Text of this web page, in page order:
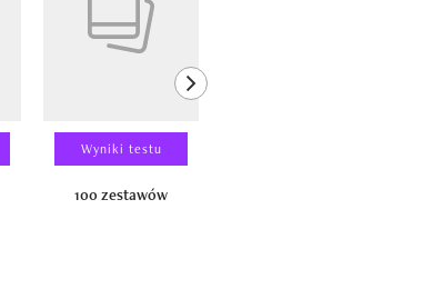
Wyniki testu
100 zestawów
next element